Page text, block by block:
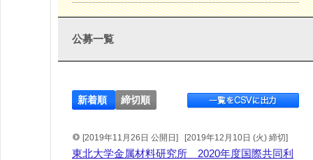
公募一覧
新着順 締切順
[2019年11月26日 公開日] [2019年12月10日 (火) 締切]
東北大学金属材料研究所 2020年度国際共同利